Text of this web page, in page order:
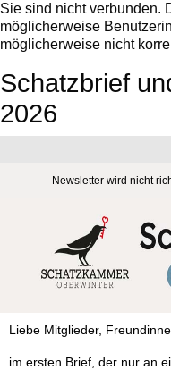
Sie sind nicht verbunden.
möglicherweise
möglicherweise nicht
Schatzbrief
2026
Newsletter wird nicht
Liebe Mitglieder,
im ersten Brief, der nur an